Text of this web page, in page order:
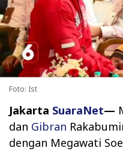
Foto: Ist
Jakarta SuaraNet—
dan Gibran
dengan Megawati